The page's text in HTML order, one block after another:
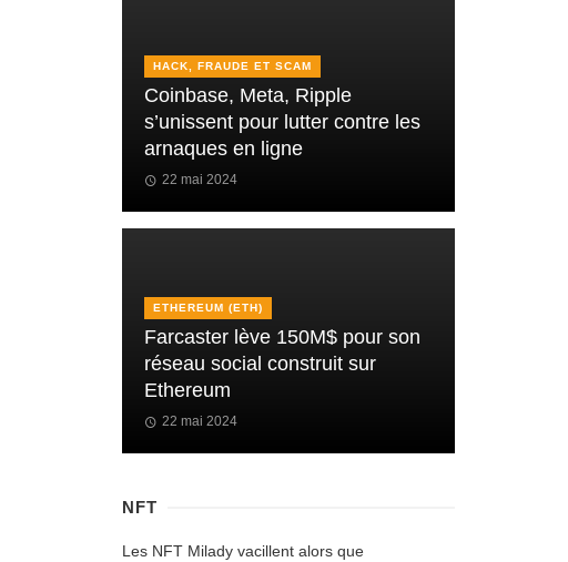
HACK, FRAUDE ET SCAM
Coinbase, Meta, Ripple
s’unissent pour lutter contre les
arnaques en ligne
22 mai 2024
ETHEREUM (ETH)
Farcaster lève 150M$ pour son
réseau social construit sur
Ethereum
22 mai 2024
NFT
Les NFT Milady vacillent alors que